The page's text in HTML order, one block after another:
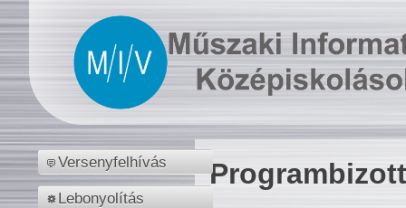
Versenyfelhívás
Lebonyolítás